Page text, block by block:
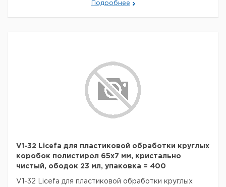
Подробнее
V1-32 Licefa для пластиковой обработки круглых
коробок полистирол 65x7 мм, кристально
чистый, ободок 23 мл, упаковка = 400
V1-32 Licefa для пластиковой обработки круглых